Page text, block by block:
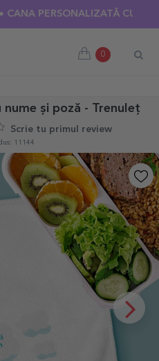
CU 18 POZE
0
și poză - Trenuleț
Scrie tu primul review
11144